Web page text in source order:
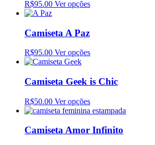
R$95.00 Ver opções
Camiseta A Paz
R$95.00 Ver opções
Camiseta Geek is Chic
R$50.00 Ver opções
Camiseta Amor Infinito